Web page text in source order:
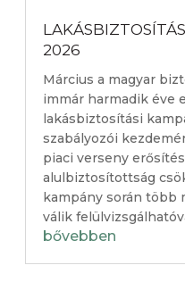
2026
Március a magyar
immár harmadik éve
lakásbiztosítási
szabályozói
piaci verseny
alulbiztosítottság
kampány során több
válik
bővebben